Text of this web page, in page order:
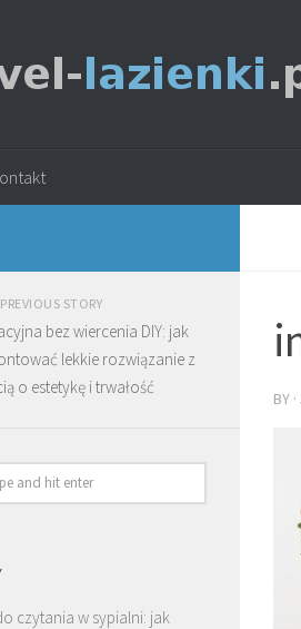
BY ·
PREVIOUS STORY
bez wiercenia DIY: jak
lekkie rozwiązanie z
o estetykę i trwałość
czytania w sypialni: jak